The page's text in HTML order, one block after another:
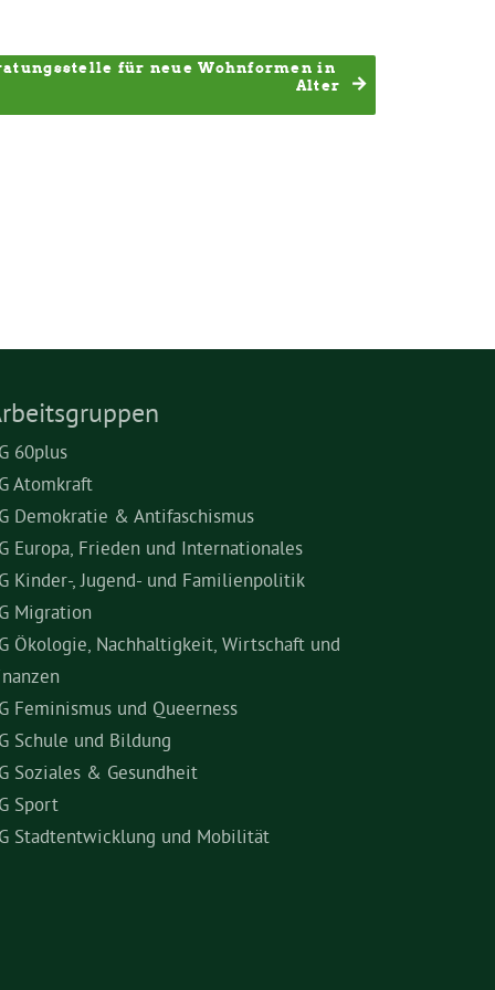
für neue Wohnformen in
Alter
60plus
Atomkraft
Demokratie & Antifaschismus
Europa, Frieden und Internationales
Kinder-, Jugend- und Familienpolitik
Migration
Ökologie, Nachhaltigkeit, Wirtschaft und
Feminismus und Queerness
Schule und Bildung
Soziales & Gesundheit
Sport
Stadtentwicklung und Mobilität